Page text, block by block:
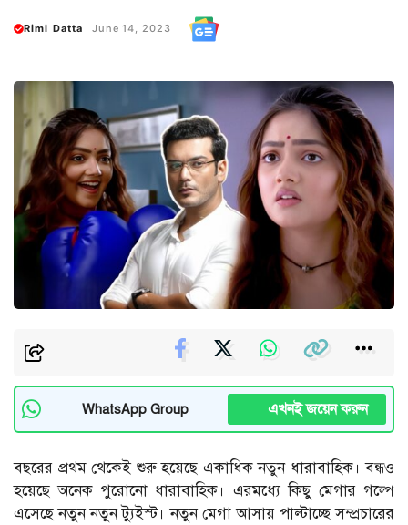
Rimi Datta June 14, 2023
WhatsApp Group এখনই জয়েন করুন
বছরের প্রথম থেকেই শুরু হয়েছে একাধিক নতুন ধারাবাহিক। বন্ধও
হয়েছে অনেক পুরোনো ধারাবাহিক। এরমধ্যে কিছু মেগার গল্পে
এসেছে নতুন নতুন ট্যুইস্ট। নতুন মেগা আসায় পাল্টাচ্ছে সম্প্রচারের